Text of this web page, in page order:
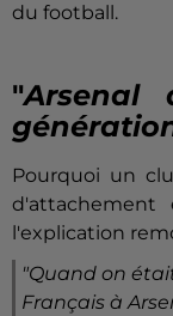
du football.
"Arsenal
Pourquoi un
d'attachement
l'explication
"Quand on
Français à